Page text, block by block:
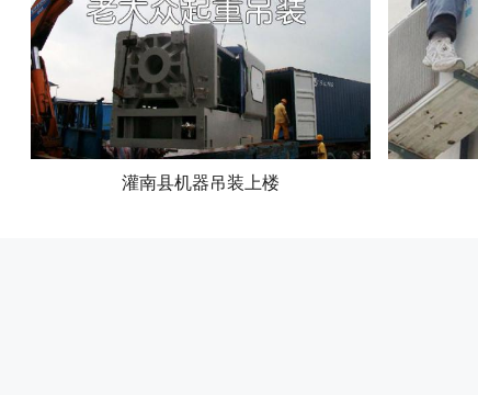
灌南县机器吊装上楼